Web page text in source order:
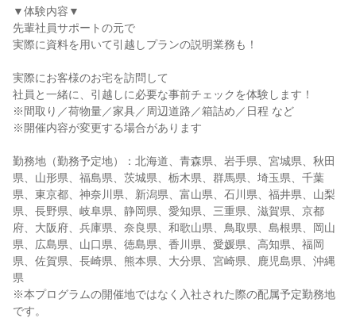
▼体験内容▼
先輩社員サポートの元で
実際に資料を用いて引越しプランの説明業務も！
実際にお客様のお宅を訪問して
社員と一緒に、引越しに必要な事前チェックを体験します！
※間取り／荷物量／家具／周辺道路／箱詰め／日程 など
※開催内容が変更する場合があります
勤務地（勤務予定地）：北海道、青森県、岩手県、宮城県、秋田
県、山形県、福島県、茨城県、栃木県、群馬県、埼玉県、千葉
県、東京都、神奈川県、新潟県、富山県、石川県、福井県、山梨
県、長野県、岐阜県、静岡県、愛知県、三重県、滋賀県、京都
府、大阪府、兵庫県、奈良県、和歌山県、鳥取県、島根県、岡山
県、広島県、山口県、徳島県、香川県、愛媛県、高知県、福岡
県、佐賀県、長崎県、熊本県、大分県、宮崎県、鹿児島県、沖縄
県
※本プログラムの開催地ではなく入社された際の配属予定勤務地
です。